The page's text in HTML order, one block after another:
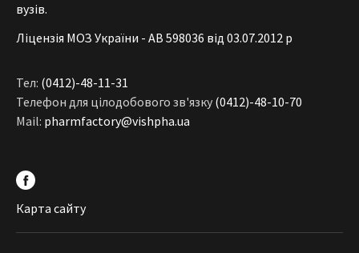
вузів.
Ліцензія МОЗ України - АВ 598036 від 03.07.2012 р
Тел: (0412)-48-11-31
Телефон для цілодобового зв'язку (0412)-48-10-70
Mail: pharmfactory@vishpha.ua
Карта сайту